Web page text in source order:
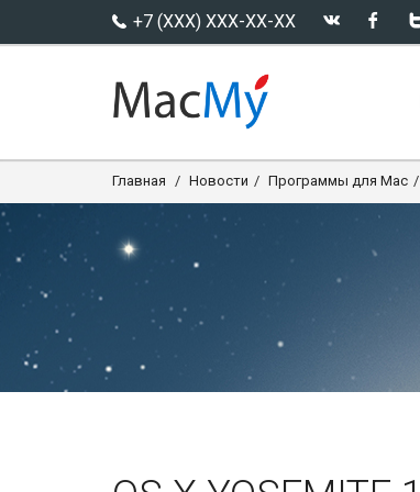
+7 (XXX) XXX-XX-XX
Главная Новости Программы для Mac